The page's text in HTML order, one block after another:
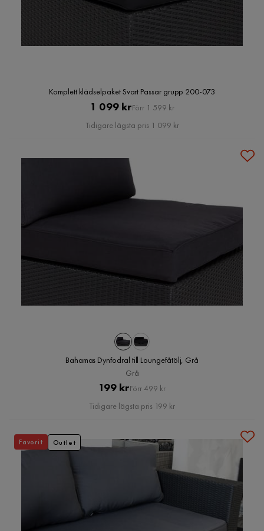
Komplett klädselpaket Svart Passar grupp 200-073
Pris
1 099 krOriginal
Pris
Förr 1 599 kr
Tidigare lägsta pris 1 099 kr
Bahamas Dynfodral till Loungefåtölj, Grå
Grå
Pris
199 krOriginal
Pris
Förr 499 kr
Tidigare lägsta pris 199 kr
Favorit Outlet